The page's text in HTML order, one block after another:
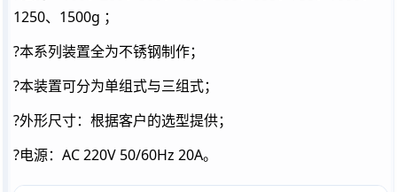
1250、1500g ；
?本系列装置全为不锈钢制作；
?本装置可分为单组式与三组式；
?外形尺寸：根据客户的选型提供；
?电源：AC 220V 50/60Hz 20A。